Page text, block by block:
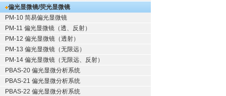
偏光显微镜/荧光显微镜
PM-10 简易偏光显微镜
PM-11 偏光显微镜（透、反射）
PM-12 偏光显微镜（透射）
PM-13 偏光显微镜（无限远）
PM-14 偏光显微镜（无限远、反射）
PBAS-20 偏光显微分析系统
PBAS-21 偏光显微分析系统
PBAS-22 偏光显微分析系统